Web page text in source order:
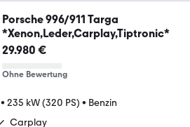
Porsche 996/911 Targa
*Xenon,Leder,Carplay,Tiptronic*
29.980 €
Ohne Bewertung
• 235 kW (320 PS) • Benzin
Carplay